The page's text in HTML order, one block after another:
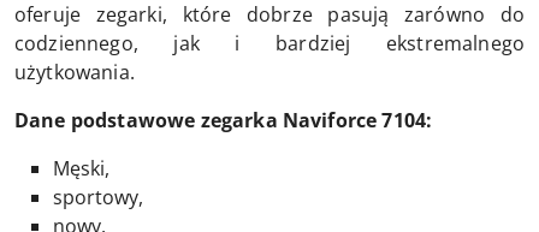
oferuje zegarki, które dobrze pasują zarówno do
codziennego, jak i bardziej ekstremalnego
użytkowania.
Dane podstawowe zegarka Naviforce 7104:
Męski,
sportowy,
nowy.